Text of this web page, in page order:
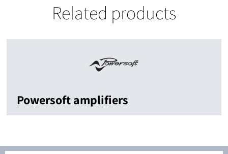
Related products
Powersoft amplifiers